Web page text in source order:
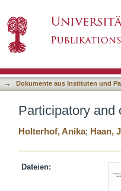
→ Dokumente aus Instituten und
Participatory and
Holterhof, Anika; Haan,
Dateien: